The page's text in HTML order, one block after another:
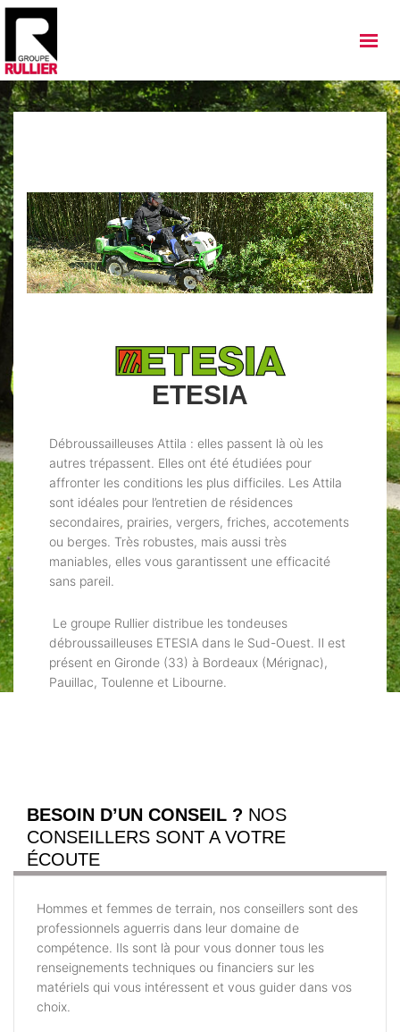
NOS ACTUALITÉS
ETESIA
Débroussailleuses Attila : elles passent là où les
autres trépassent. Elles ont été étudiées pour
affronter les conditions les plus difficiles. Les Attila
sont idéales pour l’entretien de résidences
secondaires, prairies, vergers, friches, accotements
ou berges. Très robustes, mais aussi très
maniables, elles vous garantissent une efficacité
sans pareil.
Le groupe Rullier distribue les tondeuses
débroussailleuses ETESIA dans le Sud-Ouest. Il est
présent en Gironde (33) à Bordeaux (Mérignac),
Pauillac, Toulenne et Libourne.
BESOIN D’UN CONSEIL ? NOS
CONSEILLERS SONT A VOTRE
ÉCOUTE
Hommes et femmes de terrain, nos conseillers sont des
professionnels aguerris dans leur domaine de
compétence. Ils sont là pour vous donner tous les
renseignements techniques ou financiers sur les
matériels qui vous intéressent et vous guider dans vos
choix.